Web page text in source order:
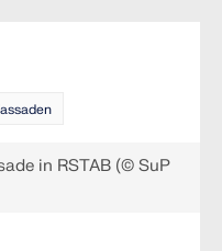
in RSTAB (© SuP